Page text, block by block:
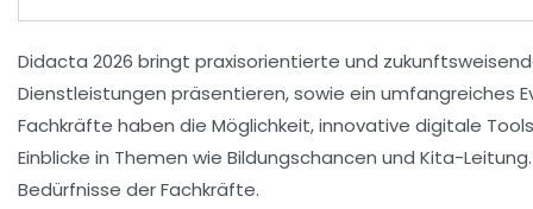
Didacta 2026 bringt praxisorientierte und
Dienstleistungen präsentieren, sowie ein umfangreiches
Fachkräfte haben die Möglichkeit, innovative digitale Tools
Einblicke in Themen wie Bildungschancen und Kita-
Bedürfnisse der Fachkräfte.